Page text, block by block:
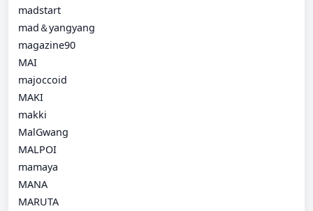
madstart
mad＆yangyang
magazine90
MAI
majoccoid
MAKI
makki
MalGwang
MALPOI
mamaya
MANA
MARUTA